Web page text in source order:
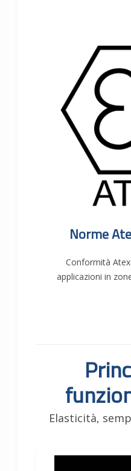
Norme
Conformità
applicazioni in
Elasticità,